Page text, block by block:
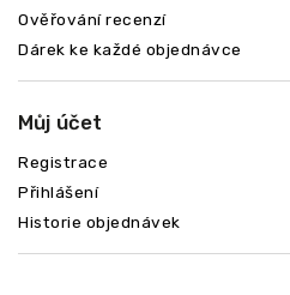
Ověřování recenzí
Dárek ke každé objednávce
Můj účet
Registrace
Přihlášení
Historie objednávek